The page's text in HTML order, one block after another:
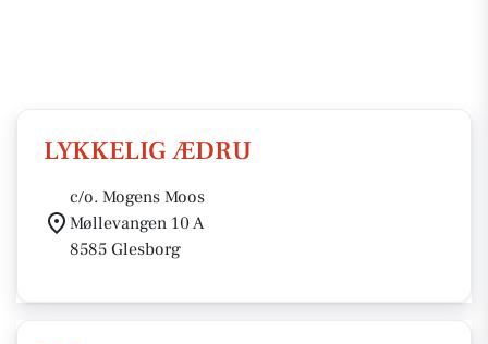
LYKKELIG ÆDRU
c/o. Mogens Moos
Møllevangen 10 A
8585 Glesborg